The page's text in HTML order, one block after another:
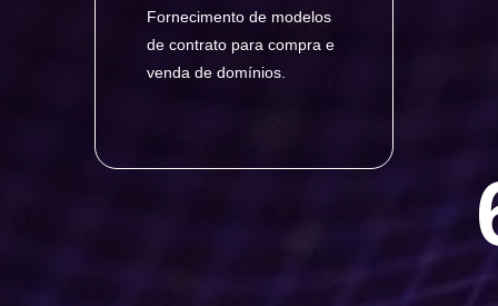
Fornecimento de modelos
de contrato para compra e
venda de domínios.